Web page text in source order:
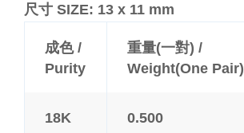
尺寸 SIZE: 13 x 11 mm
成色 /
Purity
重量(一對) /
Weight(One Pair)
18K 0.500